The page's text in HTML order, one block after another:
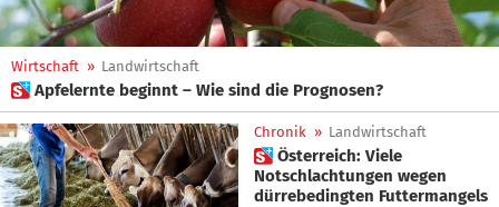
Wirtschaft » Landwirtschaft
 Apfelernte beginnt – Wie sind die Prognosen?
Chronik » Landwirtschaft
 Österreich: Viele
Notschlachtungen wegen
dürrebedingten Futtermangels